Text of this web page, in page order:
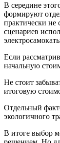
В середине
формируют
практически не
сценариев
Если
начальную
Не стоит
итоговую
Отдельный
экологичного
В итоге выбор